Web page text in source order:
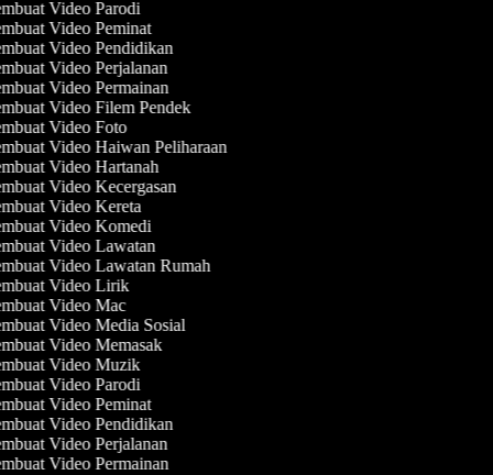
Video Parodi
Video Peminat
Video Pendidikan
Video Perjalanan
Video Permainan
Video Filem Pendek
Video Foto
Video Haiwan Peliharaan
Video Hartanah
Video Kecergasan
Video Kereta
Video Komedi
Video Lawatan
Video Lawatan Rumah
Video Lirik
Video Mac
Video Media Sosial
Video Memasak
Video Muzik
Video Parodi
Video Peminat
Video Pendidikan
Video Perjalanan
Video Permainan